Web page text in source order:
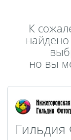
подрамника
Фотоколлаж
Дибонд
Печать на
Фото на стекле
К
но вы
Гильдия